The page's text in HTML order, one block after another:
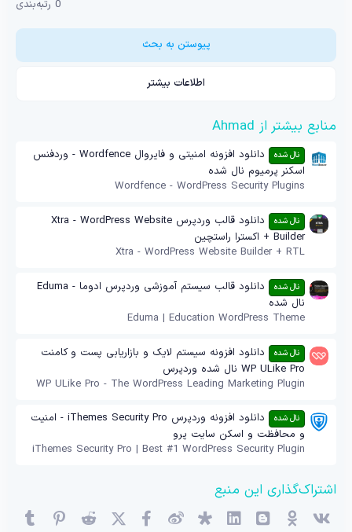
س
ا
0 رتبه‌بندی
پیوستن به بحث
اطلاعات بیشتر
منابع بیشتر از Ahmad
نال شده
دانلود افزونه امنیتی و فایروال Wordfence - وردفنس
اسکنر پرمیوم نال شده
Wordfence - WordPress Security Plugins
نال شده
دانلود قالب وردپرس Xtra - WordPress Website
Builder + اکسترا راستچین
Xtra - WordPress Website Builder + RTL
نال شده
دانلود قالب سیستم آموزشی وردپرس ادوما - Eduma
نال شده
Eduma | Education WordPress Theme
نال شده
دانلود افزونه سیستم لایک و بازاریابی پست و کامنت
WP ULike Pro نال شده وردپرس
WP ULike Pro - The WordPress Leading Marketing Plugin
نال شده
دانلود افزونه وردپرس iThemes Security Pro - امنیت
و محافظت و اسکن سایت پرو
iThemes Security Pro | Best #1 WordPress Security Plugin
اشتراک‌گذاری این منبع
وی‌کی اوکی (OK) بلاگر لینکدین دیاسپورا ویبو فیسبوک ردیت پینترست